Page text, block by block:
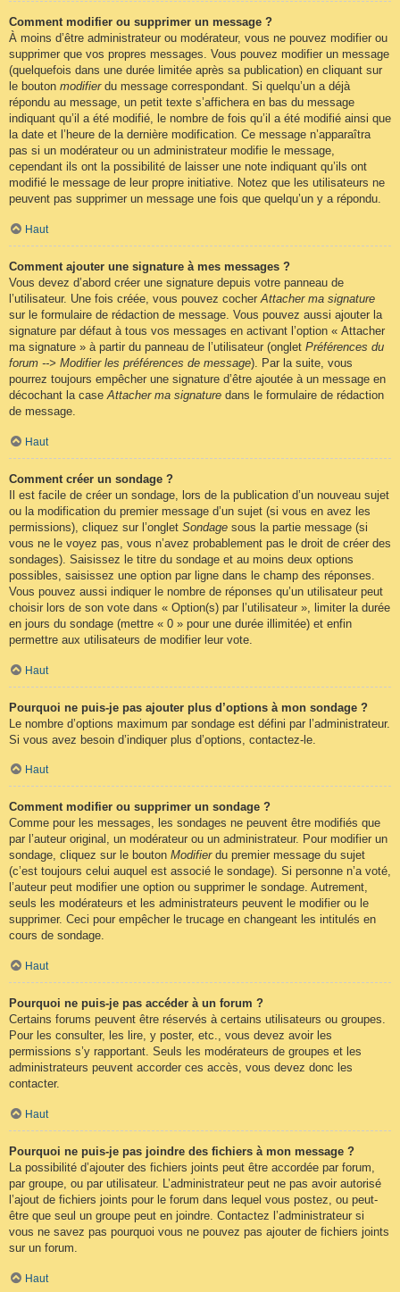
Comment modifier ou supprimer un message ?
À moins d’être administrateur ou modérateur, vous ne pouvez modifier ou
supprimer que vos propres messages. Vous pouvez modifier un message
(quelquefois dans une durée limitée après sa publication) en cliquant sur
le bouton modifierdu message correspondant. Si quelqu’un a déjà
répondu au message, un petit texte s’affichera en bas du message
indiquant qu’il a été modifié, le nombre de fois qu’il a été modifié ainsi que
la date et l’heure de la dernière modification. Ce message n’apparaîtra
pas si un modérateur ou un administrateur modifie le message,
cependant ils ont la possibilité de laisser une note indiquant qu’ils ont
modifié le message de leur propre initiative. Notez que les utilisateurs ne
peuvent pas supprimer un message une fois que quelqu’un y a répondu.
Haut
Comment ajouter une signature à mes messages ?
Vous devez d’abord créer une signature depuis votre panneau de
l’utilisateur. Une fois créée, vous pouvez cocherAttacher ma signature
sur le formulaire de rédaction de message. Vous pouvez aussi ajouter la
signature par défaut à tous vos messages en activant l’option « Attacher
ma signature » à partir du panneau de l’utilisateur (onglet Préférences du
forum --> Modifier les préférences de message). Par la suite, vous
pourrez toujours empêcher une signature d’être ajoutée à un message en
décochant la caseAttacher ma signature dans le formulaire de rédaction
de message.
Haut
Comment créer un sondage ?
Il est facile de créer un sondage, lors de la publication d’un nouveau sujet
ou la modification du premier message d’un sujet (si vous en avez les
permissions), cliquez sur l’onglet Sondage sous la partie message (si
vous ne le voyez pas, vous n’avez probablement pas le droit de créer des
sondages). Saisissez le titre du sondage et au moins deux options
possibles, saisissez une option par ligne dans le champ des réponses.
Vous pouvez aussi indiquer le nombre de réponses qu’un utilisateur peut
choisir lors de son vote dans « Option(s) par l’utilisateur », limiter la durée
en jours du sondage (mettre « 0 » pour une durée illimitée) et enfin
permettre aux utilisateurs de modifier leur vote.
Haut
Pourquoi ne puis-je pas ajouter plus d’options à mon sondage ?
Le nombre d’options maximum par sondage est défini par l’administrateur.
Si vous avez besoin d’indiquer plus d’options, contactez-le.
Haut
Comment modifier ou supprimer un sondage ?
Comme pour les messages, les sondages ne peuvent être modifiés que
par l’auteur original, un modérateur ou un administrateur. Pour modifier un
sondage, cliquez sur le bouton Modifierdu premier message du sujet
(c’est toujours celui auquel est associé le sondage). Si personne n’a voté,
l’auteur peut modifier une option ou supprimer le sondage. Autrement,
seuls les modérateurs et les administrateurs peuvent le modifier ou le
supprimer. Ceci pour empêcher le trucage en changeant les intitulés en
cours de sondage.
Haut
Pourquoi ne puis-je pas accéder à un forum ?
Certains forums peuvent être réservés à certains utilisateurs ou groupes.
Pour les consulter, les lire, y poster, etc., vous devez avoir les
permissions s’y rapportant. Seuls les modérateurs de groupes et les
administrateurs peuvent accorder ces accès, vous devez donc les
contacter.
Haut
Pourquoi ne puis-je pas joindre des fichiers à mon message ?
La possibilité d’ajouter des fichiers joints peut être accordée par forum,
par groupe, ou par utilisateur. L’administrateur peut ne pas avoir autorisé
l’ajout de fichiers joints pour le forum dans lequel vous postez, ou peut-
être que seul un groupe peut en joindre. Contactez l’administrateur si
vous ne savez pas pourquoi vous ne pouvez pas ajouter de fichiers joints
sur un forum.
Haut